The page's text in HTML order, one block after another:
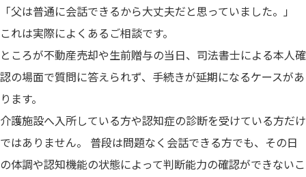
「父は普通に会話できるから大丈夫だと思っていました。」
これは実際によくあるご相談です。
ところが不動産売却や生前贈与の当日、司法書士による本人確
認の場面で質問に答えられず、手続きが延期になるケースがあ
ります。
介護施設へ入所している方や認知症の診断を受けている方だけ
ではありません。 普段は問題なく会話できる方でも、その日
の体調や認知機能の状態によって判断能力の確認ができないこ